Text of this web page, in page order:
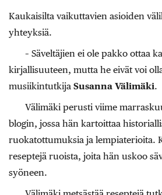
Kaukaisilta vaikuttavien asioiden
yhteyksiä.
– Säveltäjien ei ole pakko ottaa
kirjallisuuteen, mutta he eivät voi
musiikintutkija Susanna Välimäki.
Välimäki perusti viime
blogin, jossa hän kartoittaa
ruokatottumuksia ja lempiaterioita.
reseptejä ruoista, joita hän uskoo
syöneen.